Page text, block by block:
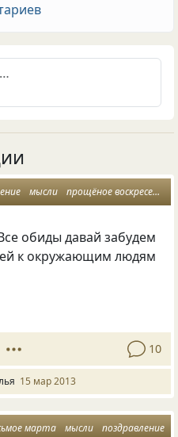
мысли прощёное воскресение
обиды давай забудем
к окружающим людям
10
15 мар 2013
марта мысли поздравление